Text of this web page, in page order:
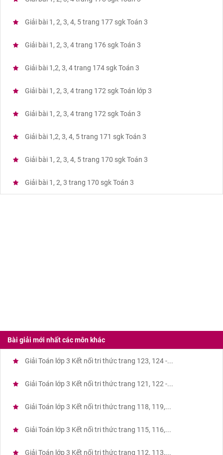
Giải bài 1, 2, 3, 4, 5 trang 177 sgk Toán 3
Giải bài 1, 2, 3, 4 trang 176 sgk Toán 3
Giải bài 1,2, 3, 4 trang 174 sgk Toán 3
Giải bài 1, 2, 3, 4 trang 172 sgk Toán lớp 3
Giải bài 1, 2, 3, 4 trang 172 sgk Toán 3
Giải bài 1,2, 3, 4, 5 trang 171 sgk Toán 3
Giải bài 1, 2, 3, 4, 5 trang 170 sgk Toán 3
Giải bài 1, 2, 3 trang 170 sgk Toán 3
Bài giải mới nhất các môn khác
Giải Toán lớp 3 Kết nối tri thức trang 123, 124 -...
Giải Toán lớp 3 Kết nối tri thức trang 121, 122 -...
Giải Toán lớp 3 Kết nối tri thức trang 118, 119,...
Giải Toán lớp 3 Kết nối tri thức trang 115, 116,...
Giải Toán lớp 3 Kết nối tri thức trang 112, 113,...